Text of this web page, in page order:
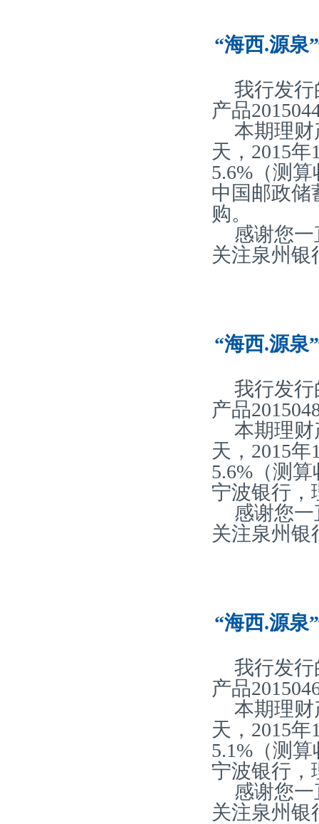
“海西.源泉
我行发行
产品
本期理财
天，2015
5.6%（测
中国邮政储
购。
感谢您
关注泉州银
“海西.源泉
我行发行
产品
本期理财
天，2015
5.6%（测
宁波银行，
感谢您
关注泉州银
“海西.源泉
我行发行
产品
本期理财
天，2015
5.1%（测
宁波银行，
感谢您
关注泉州银